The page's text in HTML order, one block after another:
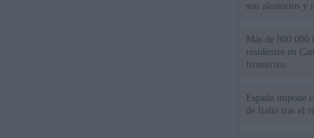
son aleatorios y
Más de 800.000
residentes en
fronterizo
España impone
de Italia tras el